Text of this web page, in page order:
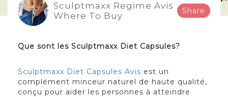
Sculptmaxx Regime Avis
Where To Buy
Share
Que sont les Sculptmaxx Diet Capsules?
Sculptmaxx Diet Capsules Avis est un
complément minceur naturel de haute qualité,
conçu pour aider les personnes à atteindre